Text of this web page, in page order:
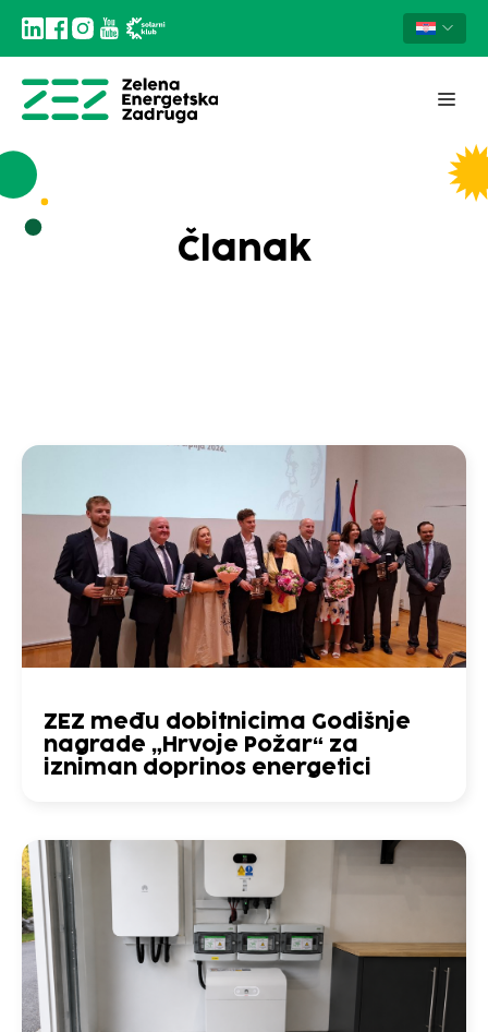
Članak
ZEZ među dobitnicima Godišnje
nagrade „Hrvoje Požar“ za
izniman doprinos energetici